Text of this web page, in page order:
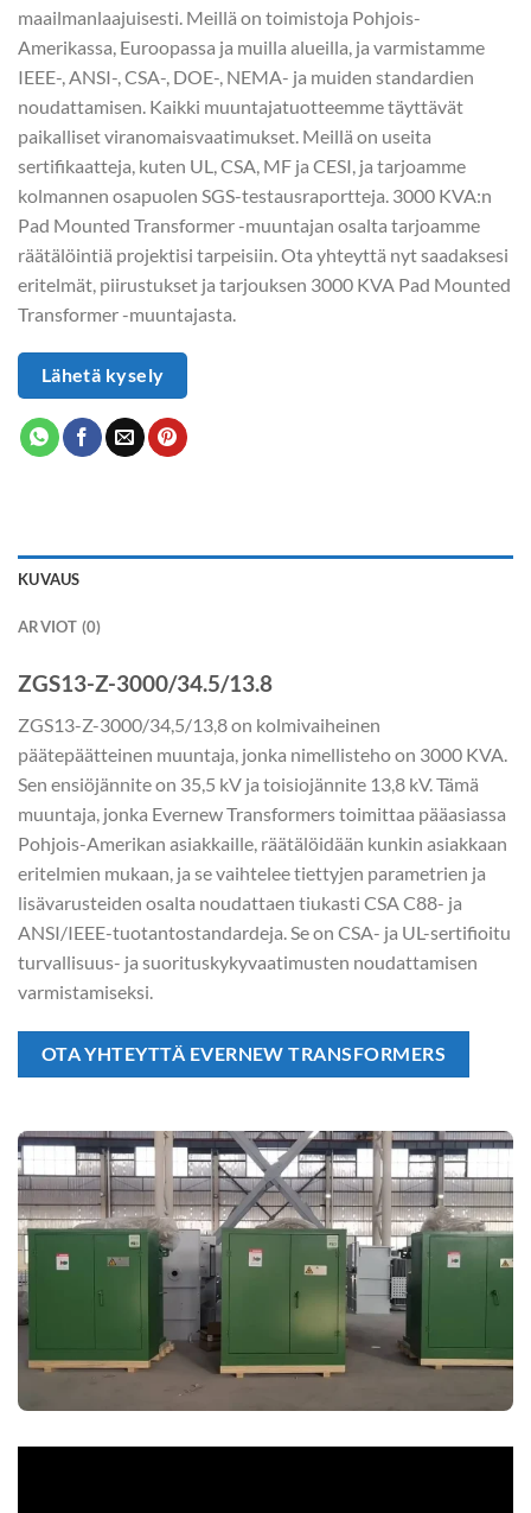
maailmanlaajuisesti. Meillä on toimistoja Pohjois-
Amerikassa, Euroopassa ja muilla alueilla, ja varmistamme
IEEE-, ANSI-, CSA-, DOE-, NEMA- ja muiden standardien
noudattamisen. Kaikki muuntajatuotteemme täyttävät
paikalliset viranomaisvaatimukset. Meillä on useita
sertifikaatteja, kuten UL, CSA, MF ja CESI, ja tarjoamme
kolmannen osapuolen SGS-testausraportteja. 3000 KVA:n
Pad Mounted Transformer -muuntajan osalta tarjoamme
räätälöintiä projektisi tarpeisiin. Ota yhteyttä nyt saadaksesi
eritelmät, piirustukset ja tarjouksen 3000 KVA Pad Mounted
Transformer -muuntajasta.
Lähetä kysely
KUVAUS
ARVIOT (0)
ZGS13-Z-3000/34.5/13.8
ZGS13-Z-3000/34,5/13,8 on kolmivaiheinen
päätepäätteinen muuntaja, jonka nimellisteho on 3000 KVA.
Sen ensiöjännite on 35,5 kV ja toisiojännite 13,8 kV. Tämä
muuntaja, jonka Evernew Transformers toimittaa pääasiassa
Pohjois-Amerikan asiakkaille, räätälöidään kunkin asiakkaan
eritelmien mukaan, ja se vaihtelee tiettyjen parametrien ja
lisävarusteiden osalta noudattaen tiukasti CSA C88- ja
ANSI/IEEE-tuotantostandardeja. Se on CSA- ja UL-sertifioitu
turvallisuus- ja suorituskykyvaatimusten noudattamisen
varmistamiseksi.
OTA YHTEYTTÄ EVERNEW TRANSFORMERS